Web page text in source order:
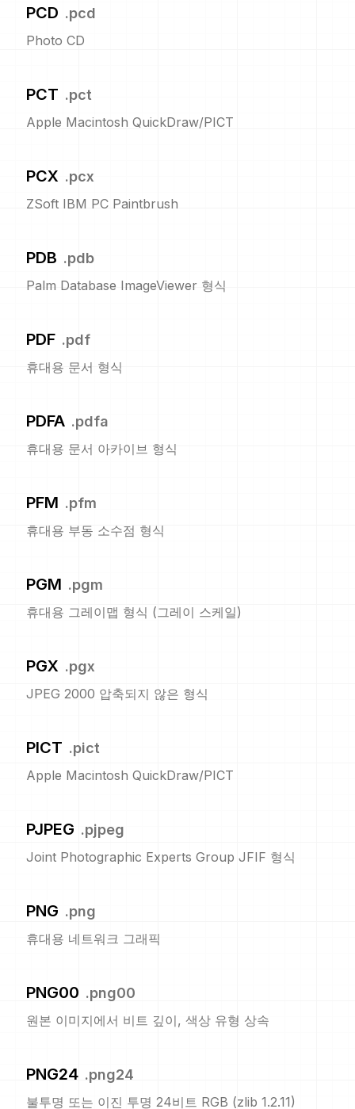
PCD .pcd
Photo CD
PCT .pct
Apple Macintosh QuickDraw/PICT
PCX .pcx
ZSoft IBM PC Paintbrush
PDB .pdb
Palm Database ImageViewer 형식
PDF .pdf
휴대용 문서 형식
PDFA .pdfa
휴대용 문서 아카이브 형식
PFM .pfm
휴대용 부동 소수점 형식
PGM .pgm
휴대용 그레이맵 형식 (그레이 스케일)
PGX .pgx
JPEG 2000 압축되지 않은 형식
PICT .pict
Apple Macintosh QuickDraw/PICT
PJPEG .pjpeg
Joint Photographic Experts Group JFIF 형식
PNG .png
휴대용 네트워크 그래픽
PNG00 .png00
원본 이미지에서 비트 깊이, 색상 유형 상속
PNG24 .png24
불투명 또는 이진 투명 24비트 RGB (zlib 1.2.11)